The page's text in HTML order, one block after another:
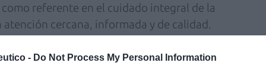
- Do Not Process My Personal Information
referente en el cuidado integral de la
cercana, informada y de calidad.